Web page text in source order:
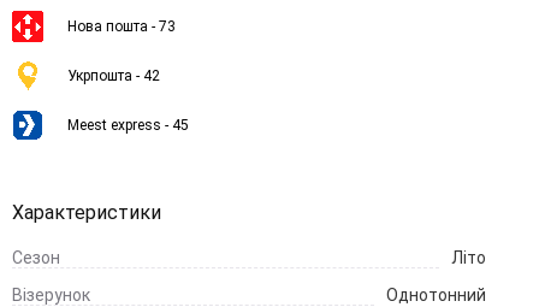
Нова пошта - 73
Укрпошта - 42
Meest express - 45
Характеристики
Сезон
Літо
Візерунок
Однотонний